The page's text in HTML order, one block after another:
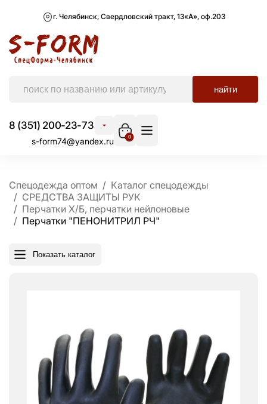
г. Челябинск, Свердловский тракт, 13«А», оф.203
найти
8 (351) 200-23-73
s-form74@yandex.ru 0
Спецодежда оптом
Каталог спецодежды
СРЕДСТВА ЗАЩИТЫ РУК
Перчатки Х/Б, перчатки нейлоновые
Перчатки "ПЕНОНИТРИЛ РЧ"
Показать каталог